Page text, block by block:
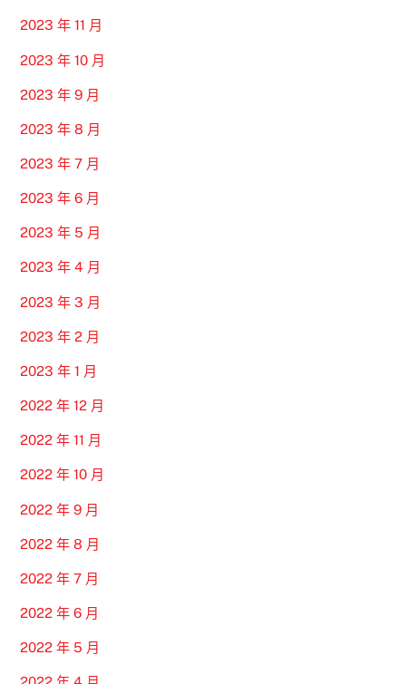
2023 年 11 月
2023 年 10 月
2023 年 9 月
2023 年 8 月
2023 年 7 月
2023 年 6 月
2023 年 5 月
2023 年 4 月
2023 年 3 月
2023 年 2 月
2023 年 1 月
2022 年 12 月
2022 年 11 月
2022 年 10 月
2022 年 9 月
2022 年 8 月
2022 年 7 月
2022 年 6 月
2022 年 5 月